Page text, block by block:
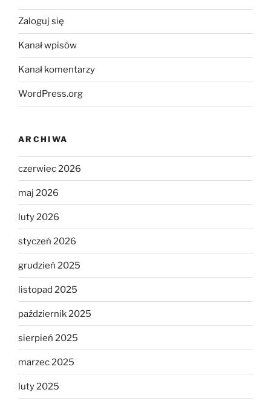
Zaloguj się
Kanał wpisów
Kanał komentarzy
WordPress.org
ARCHIWA
czerwiec 2026
maj 2026
luty 2026
styczeń 2026
grudzień 2025
listopad 2025
październik 2025
sierpień 2025
marzec 2025
luty 2025